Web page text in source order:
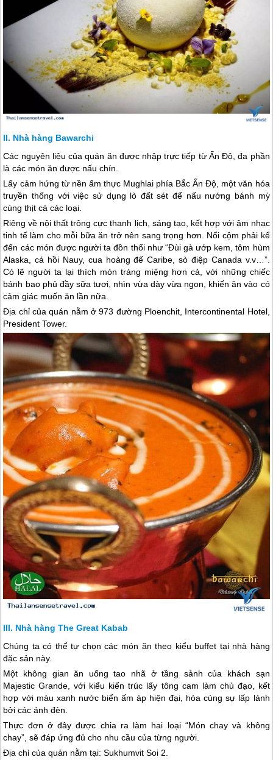
Nhà hàng Bawarchi
Các nguyên liệu của quán ăn được nhập trực tiếp từ Ấn Độ, đa phần
là các món ăn được nấu chín.
Lấy cảm hứng từ nền ẩm thực Mughlai phía Bắc Ấn Độ, một văn hóa
truyền thống với việc sử dụng lò đất sét để nấu nướng bánh mỳ
cùng thịt cá các loại.
Riêng về nội thất trông cực thanh lịch, sáng tạo, kết hợp với âm nhạc
tinh tế làm cho mỗi bữa ăn trở nên sang trọng hơn. Nổi cộm phải kể
đến các món được người ta đồn thổi như “Đùi gà ướp kem, tôm hùm
Alaska, cá hồi Nauy, cua hoàng đế Caribe, sò điệp Canada v.v…”.
Có lẽ người ta lại thích món tráng miệng hơn cả, với những chiếc
bánh bao phủ đầy sữa tươi, nhìn vừa dày vừa ngon, khiến ăn vào có
cảm giác muốn ăn lần nữa.
Địa chỉ của quán nằm ở 973 đường Ploenchit, Intercontinental Hotel,
President Tower.
Nhà hàng The Great Kabab
Chúng ta có thể tự chọn các món ăn theo kiểu buffet tại nhà hàng
đặc sản này.
Một không gian ăn uống tao nhã ở tầng sảnh của khách sạn
Majestic Grande, với kiểu kiến trúc lấy tông cam làm chủ đạo, kết
hợp với màu xanh nước biển ấm áp hiện đại, hòa cùng sự lấp lánh
bởi các ánh đèn.
Thực đơn ở đây được chia ra làm hai loại “Món chay và không
chay”, sẽ đáp ứng đủ cho nhu cầu của từng người.
Địa chỉ của quán nằm tại: Sukhumvit Soi 2.